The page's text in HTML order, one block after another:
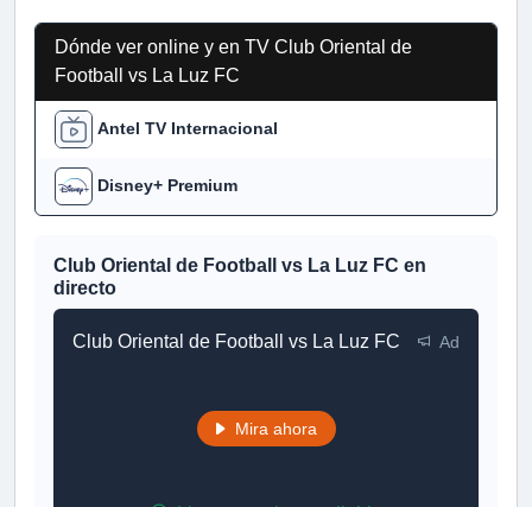
Dónde ver online y en TV Club Oriental de
Football vs La Luz FC
Antel TV Internacional
Disney+ Premium
Club Oriental de Football vs La Luz FC en
directo
Club Oriental de Football vs La Luz FC Ad
Mira ahora